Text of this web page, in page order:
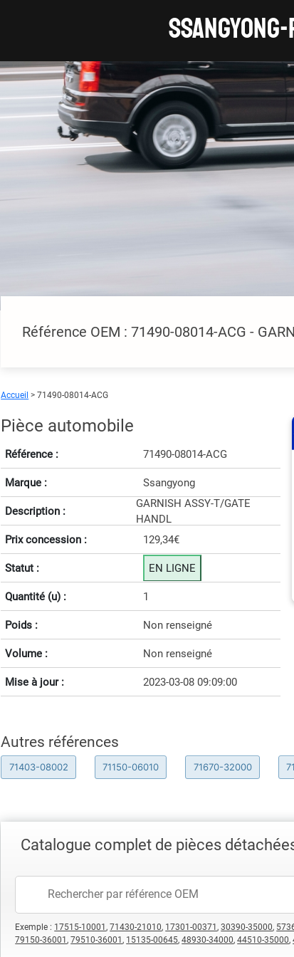
Référence OEM : 71490-08014-ACG -
Accueil > 71490-08014-ACG
Pièce automobile
Référence : 71490-08014-ACG
Marque : Ssangyong
Description :
GARNISH ASSY-T/GATE
HANDL
Prix concession :
129,34€
Statut : EN LIGNE
Quantité (u) : 1
Poids : Non renseigné
Volume : Non renseigné
Mise à jour : 2023-03-08 09:09:00
Autres références
71403-08002 71150-06010 71670-32000
Catalogue complet de pièces
Exemple : 17515-10001,71430-21010, 17301-00371,30390-35000,
79150-36001,79510-36001, 15135-00645,48930-34000,44510-35000,